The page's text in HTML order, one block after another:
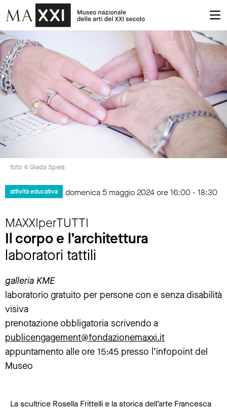
foto © Giada Spera
attività educativa domenica 5 maggio 2024 ore 16:00 - 18:30
MAXXIperTUTTI
Il corpo e l’architettura
laboratori tattili
galleria KME
laboratorio gratuito per persone con e senza disabilità
visiva
prenotazione obbligatoria scrivendo a
publicengagement@fondazionemaxxi.it
appuntamento alle ore 15:45 presso l’infopoint del
Museo
La scultrice Rosella Frittelli e la storica dell’arte Francesca